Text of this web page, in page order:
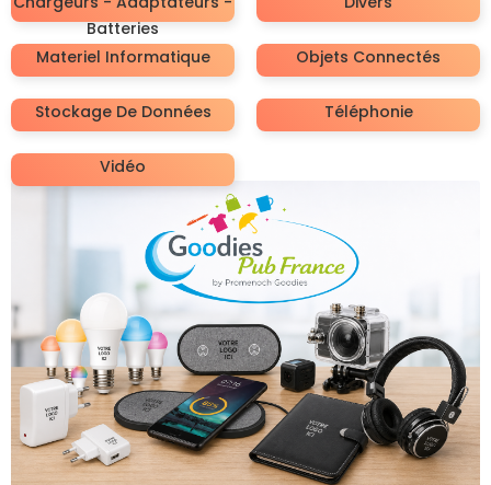
expérience technologique. Offrez à vos clients desobjets
publicitairesqui marquent les esprits !
Batteries
Materiel Informatique Objets Connectés
Stockage De Données Téléphonie
Vidéo